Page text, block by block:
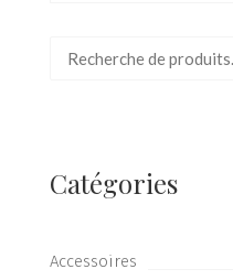
Recherche
Catégories
Accessoires